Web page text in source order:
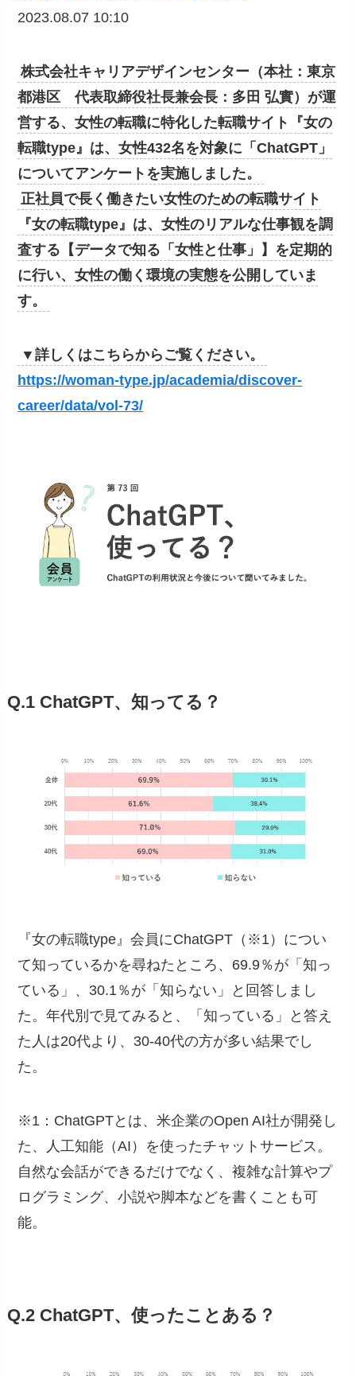
2023.08.07 10:10
株式会社キャリアデザインセンター（本社：東京
都港区 代表取締役社長兼会長：多田 弘實）が運
営する、女性の転職に特化した転職サイト『女の
転職type』は、女性432名を対象に「ChatGPT」
についてアンケートを実施しました。
正社員で長く働きたい女性のための転職サイト
『女の転職type』は、女性のリアルな仕事観を調
査する【データで知る「女性と仕事」】を定期的
に行い、女性の働く環境の実態を公開していま
す。
▼詳しくはこちらからご覧ください。
https://woman-type.jp/academia/discover-
career/data/vol-73/
Q.1 ChatGPT、知ってる？
『女の転職type』会員にChatGPT（※1）につい
て知っているかを尋ねたところ、69.9％が「知っ
ている」、30.1％が「知らない」と回答しまし
た。年代別で見てみると、「知っている」と答え
た人は20代より、30-40代の方が多い結果でし
た。
※1：ChatGPTとは、米企業のOpen AI社が開発し
た、人工知能（AI）を使ったチャットサービス。
自然な会話ができるだけでなく、複雑な計算やプ
ログラミング、小説や脚本などを書くことも可
能。
Q.2 ChatGPT、使ったことある？